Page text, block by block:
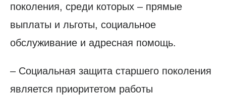
поколения, среди которых – прямые
выплаты и льготы, социальное
обслуживание и адресная помощь.
– Социальная защита старшего поколения
является приоритетом работы